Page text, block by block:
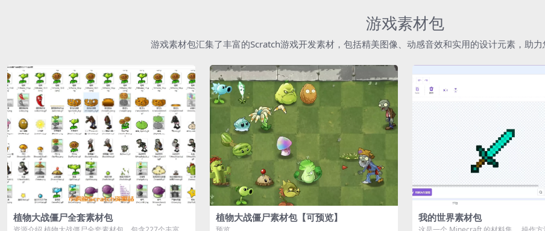
游戏素材包
游戏素材包汇集了丰富的Scratch游戏开发素材，包括精美图像、动感音效和实用的设计元素，助力
植物大战僵尸全套素材包 植物大战僵尸素材包【可预览】 我的世界素材包